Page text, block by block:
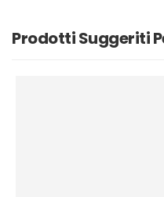
Prodotti Suggeriti